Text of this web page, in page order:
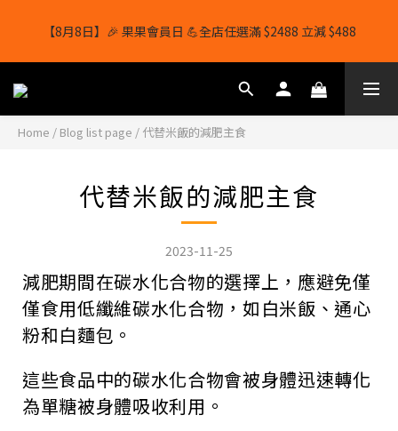
【8月8日】🎉 果果會員日 💪全店任選滿 $2488 立減 $488
【1/8-31/8】8月下單即贈 蛋白威化餅×1-隨機口味
結帳輸入[gopowerhk]，可享全單*95折*，可與活動折扣疊加。
【8月8日】🎉 果果會員日 💪全店任選滿 $2488 立減 $488
Home / Blog list page / 代替米飯的減肥主食
代替米飯的減肥主食
2023-11-25
減肥期間在碳水化合物的選擇上，應避免僅
僅食用低纖維碳水化合物，如白米飯、通心
粉和白麵包。
這些食品中的碳水化合物會被身體迅速轉化
為單糖被身體吸收利用。